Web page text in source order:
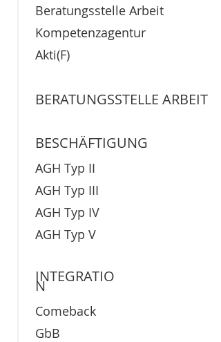
Beratungsstelle Arbeit
Kompetenzagentur
Akti(F)
BERATUNGSSTELLE ARBEIT
BESCHÄFTIGUNG
AGH Typ II
AGH Typ III
AGH Typ IV
AGH Typ V
INTEGRATIO
N
Comeback
GbB